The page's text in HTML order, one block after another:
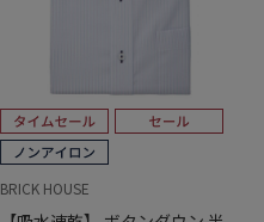
BRICK HOUSE